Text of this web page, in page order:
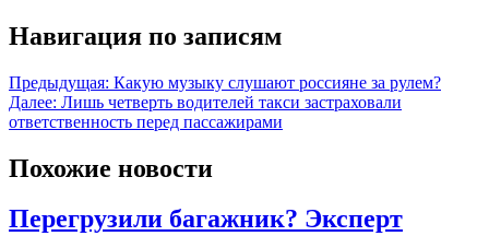
Навигация по записям
Предыдущая: Какую музыку слушают россияне за рулем?
Далее: Лишь четверть водителей такси застраховали
ответственность перед пассажирами
Похожие новости
Перегрузили багажник? Эксперт